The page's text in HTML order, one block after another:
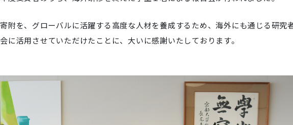
附を、グローバルに活躍する高度な人材を養成するため、海外にも通じる研究
に活用させていただけたことに、大いに感謝いたしております。